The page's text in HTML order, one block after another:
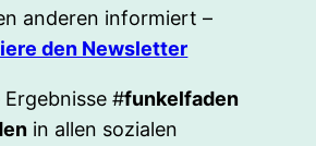
anderen informiert –
den Newsletter
Ergebnisse #funkelfaden
in allen sozialen